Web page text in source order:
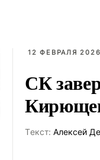
12 ФЕВРАЛЯ
СК
Tекст: Алексей